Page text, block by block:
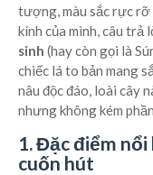
tượng, màu sắc rực rỡ
kính của mình, câu trả
sinh (hay còn gọi là
chiếc lá to bản mang
nâu độc đáo, loài cây
nhưng không kém
1. Đặc điểm
cuốn hút